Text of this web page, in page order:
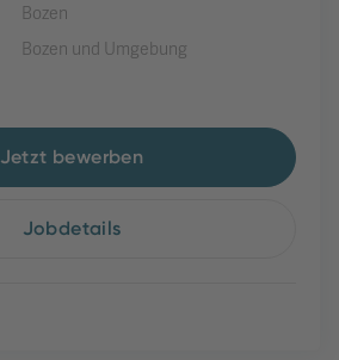
Bozen
Bozen und Umgebung
Jetzt bewerben
Jobdetails